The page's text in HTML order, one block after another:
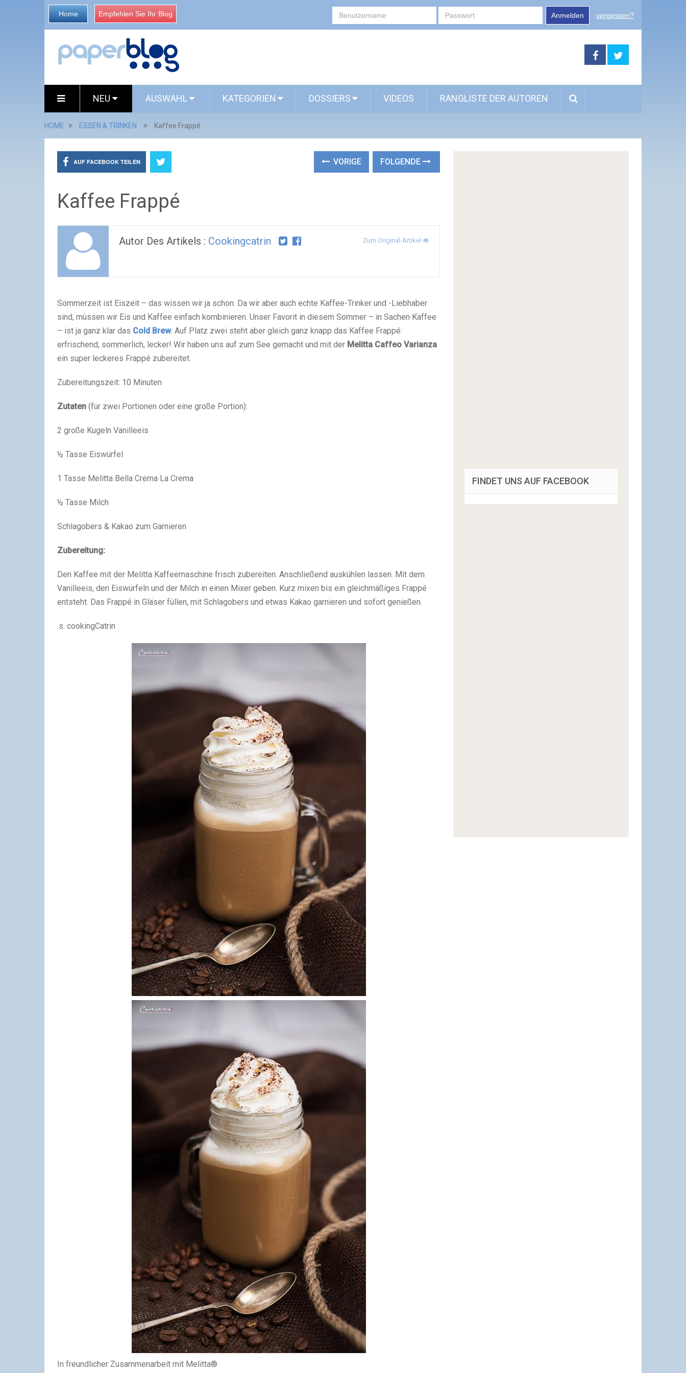
Home Empfehlen Sie Ihr Blog Anmelden vergessen?
NEU AUSWAHL KATEGORIEN DOSSIERS VIDEOS RANGLISTE DER AUTOREN
HOME ESSEN & TRINKEN Kaffee Frappé
AUF FACEBOOK TEILEN VORIGE FOLGENDE
Kaffee Frappé
Autor Des Artikels : Cookingcatrin Zum Original-Artikel
Sommerzeit ist Eiszeit – das wissen wir ja schon. Da wir aber auch echte Kaffee-Trinker und -Liebhaber
sind, müssen wir Eis und Kaffee einfach kombinieren. Unser Favorit in diesem Sommer – in Sachen Kaffee
– ist ja ganz klar das Cold Brew. Auf Platz zwei steht aber gleich ganz knapp das Kaffee Frappé:
erfrischend, sommerlich, lecker! Wir haben uns auf zum See gemacht und mit der Melitta Caffeo Varianza
ein super leckeres Frappé zubereitet.
Zubereitungszeit: 10 Minuten
Zutaten (für zwei Portionen oder eine große Portion):
2 große Kugeln Vanilleeis
½ Tasse Eiswürfel
1 Tasse Melitta Bella Crema La Crema
½ Tasse Milch
Schlagobers & Kakao zum Garnieren
Zubereitung:
Den Kaffee mit der Melitta Kaffeemaschine frisch zubereiten. Anschließend auskühlen lassen. Mit dem
Vanilleeis, den Eiswürfeln und der Milch in einen Mixer geben. Kurz mixen bis ein gleichmäßiges Frappé
entsteht. Das Frappé in Gläser füllen, mit Schlagobers und etwas Kakao garnieren und sofort genießen.
.s. cookingCatrin
In freundlicher Zusammenarbeit mit Melitta®
FINDET UNS AUF FACEBOOK